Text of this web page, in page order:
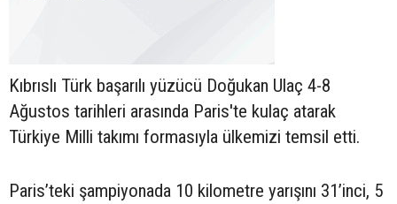
Kıbrıslı Türk başarılı yüzücü Doğukan Ulaç 4-8
Ağustos tarihleri arasında Paris'te kulaç atarak
Türkiye Milli takımı formasıyla ülkemizi temsil etti.
Paris’teki şampiyonada 10 kilometre yarışını 31’inci, 5